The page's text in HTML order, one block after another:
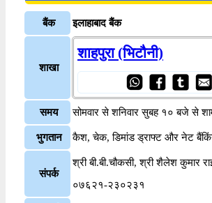
बैंक इलाहाबाद बैंक
शाखा
शाहपुरा (भिटौनी)
समय सोमवार से शनिवार सुबह १० बजे से
भुगतान कैश, चेक, डिमांड ड्राफ्ट और नेट
संपर्क
श्री बी.बी.चौकसी, श्री शैलेश कुमार
०७६२१-२३०२३१